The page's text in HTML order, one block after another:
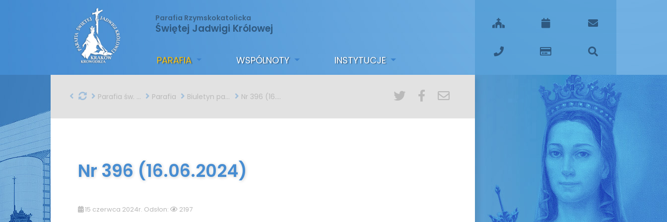
Parafia Rzymskokatolicka
Świętej Jadwigi Królowej
PARAFIA WSPÓLNOTY INSTYTUCJE
Parafia św. Jadwigi w Krakowie Parafia Biuletyn parafialny Nr 396 (16.06.2024)
Nr 396 (16.06.2024)
15 czerwca 2024r. Odsłon: 2197